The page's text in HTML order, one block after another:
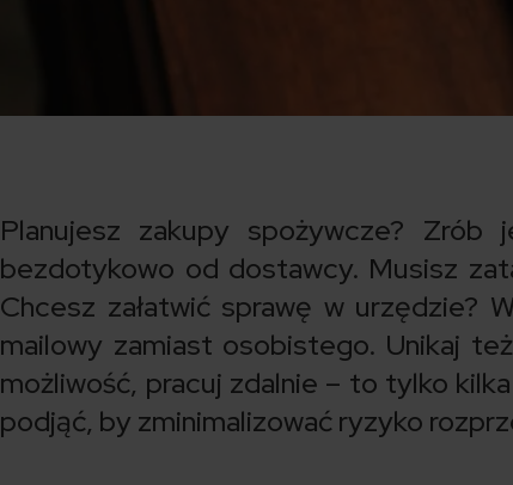
Planujesz zakupy spożywcze?
bezdotykowo od dostawcy. Musisz
Chcesz załatwić sprawę w urzędzie?
mailowy zamiast osobistego. Unikaj
możliwość, pracuj zdalnie – to tylko
podjąć, by zminimalizować ryzyko